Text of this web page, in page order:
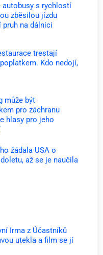
s rychlostí
zběsilou jízdu
pruh na dálnici
trestají
Kdo nedojí,
může být
pro záchranu
hlasy pro jeho
žádala USA o
až se je naučila
Irma z Účastníků
utekla a film se jí